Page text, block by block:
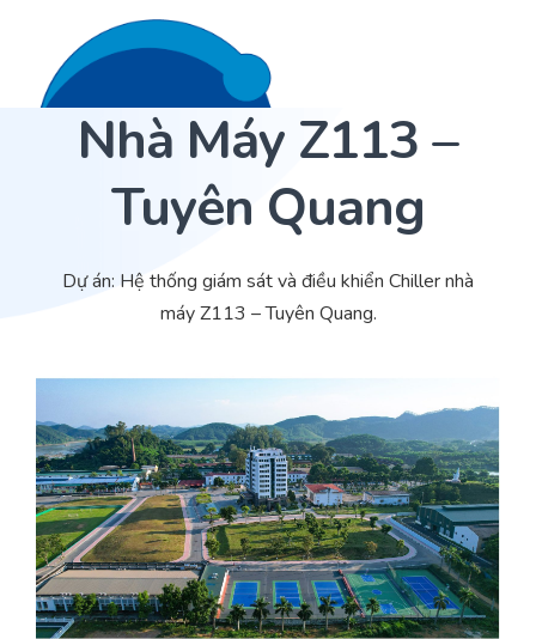
Trang Chủ
Dịch Vụ
Cảm biến ACI
Nhà phân phối cảm biến
Nhà sản xuất thiết bị điều khiển
Cung cấp giải pháp quản lý cho toà nhà (BMS)
Bảo trì – Bảo dưỡng hệ thống
Tư vấn – Thiết kế – Cung cấp thiết bị HVAC
Dự án
Bài viết
Hợp tác
Yêu cầu báo giá
Liên hệ 24/7
Nhà Máy Z113 –
Tuyên Quang
Dự án: Hệ thống giám sát và điều khiển Chiller nhà
máy Z113 – Tuyên Quang.